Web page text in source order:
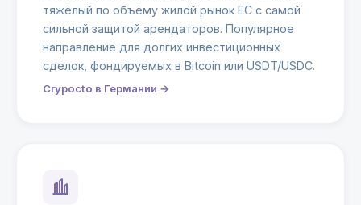
тяжёлый по объёму жилой рынок ЕС с самой
сильной защитой арендаторов. Популярное
направление для долгих инвестиционных
сделок, фондируемых в Bitcoin или USDT/USDC.
Crypocto в Германии →